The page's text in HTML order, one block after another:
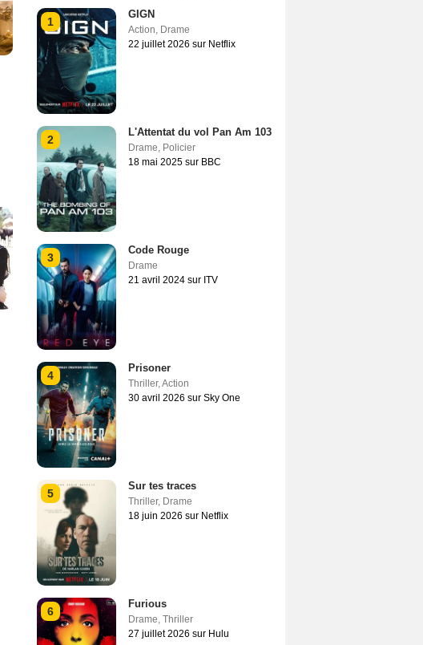
1
GIGN
Action, Drame
22 juillet 2026 sur Netflix
2
L'Attentat du vol Pan Am 103
Drame, Policier
18 mai 2025 sur BBC
3
Code Rouge
Drame
21 avril 2024 sur ITV
4
Prisoner
Thriller,Action
30 avril 2026 sur Sky One
5
Sur tes traces
Thriller, Drame
18 juin 2026 sur Netflix
6
Furious
Drame, Thriller
27 juillet 2026 sur Hulu